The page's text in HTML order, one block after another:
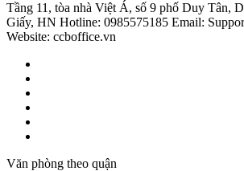
Tầng 11, tòa nhà Việt Á, số 9 phố Duy Tân,
Giấy, HN Hotline: 0985575185 Email:
Website: ccboffice.vn
Văn phòng theo quận